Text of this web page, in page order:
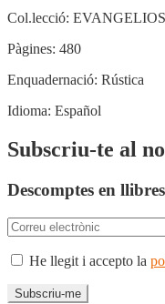
Col.lecció: EVANGELIOS
Pàgines: 480
Enquadernació: Rústica
Idioma: Español
Subscriu-te al
Descomptes en
He llegit i accepto la